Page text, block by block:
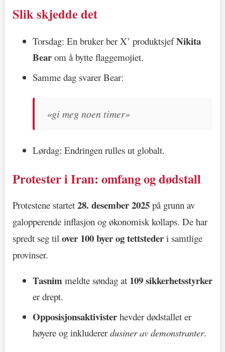
Slik skjedde det
Torsdag: En bruker ber X’ produktsjefNikita
Bear om å bytte flaggemojiet.
Samme dag svarer Bear:
«gi meg noen timer»
Lørdag: Endringen rulles ut globalt.
Protester i Iran: omfang og dødstall
Protestene startet 28. desember 2025 på grunn av
galopperende inflasjon og økonomisk kollaps. De har
spredt seg til over 100 byer og tettsteder i samtlige
provinser.
Tasnim meldte søndag at 109 sikkerhetsstyrker
er drept.
Opposisjonsaktivister hevder dødstallet er
høyere og inkludererdusiner av demonstranter.